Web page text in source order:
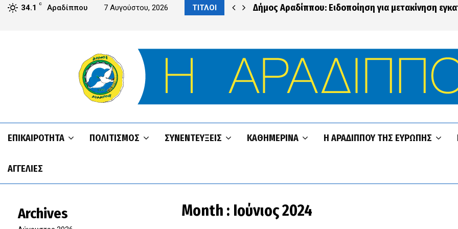
34.1 C Αραδίππου 7 Αυγούστου, 2026 ΤΙΤΛΟΙ
από το IPS του Πανεπιστημίου UCLan Cyprus Δήμος Αραδίππου: Ειδοποίηση για μετακίνηση
ΕΠΙΚΑΙΡΌΤΗΤΑ ΠΟΛΙΤΙΣΜΌΣ ΣΥΝΕΝΤΕΥΞΕΙΣ ΚΑΘΗΜΕΡΙΝΆ Η ΑΡΑΔΊΠΠΟΥ ΤΗΣ ΕΥΡΏΠΗΣ
ΑΓΓΕΛΊΕΣ
Month : Ιούνιος 2024
Archives